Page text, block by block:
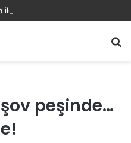
peşinde…